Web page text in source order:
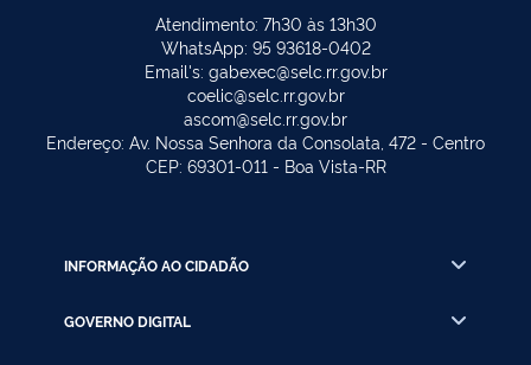
Atendimento: 7h30 às 13h30
WhatsApp: 95 93618-0402
Email's: gabexec@selc.rr.gov.br
coelic@selc.rr.gov.br
ascom@selc.rr.gov.br
Endereço: Av. Nossa Senhora da Consolata, 472 - Centro
CEP: 69301-011 - Boa Vista-RR
INFORMAÇÃO AO CIDADÃO
GOVERNO DIGITAL